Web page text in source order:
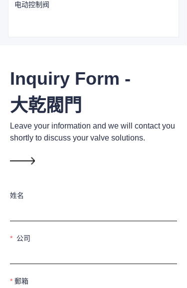
电动控制阀
Inquiry Form -
大乾閥門
姓名
公司
郵箱
Leave your information and we will contact you
shortly to discuss your valve solutions.